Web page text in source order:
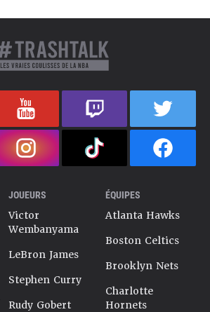
JOUEURS
Victor
Wembanyama
LeBron James
Stephen Curry
Rudy Gobert
ÉQUIPES
Atlanta Hawks
Boston Celtics
Brooklyn Nets
Charlotte
Hornets